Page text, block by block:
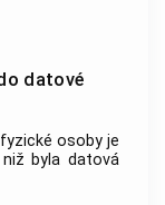
datové
osoby je
byla datová